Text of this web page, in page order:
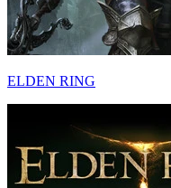
ELDEN RING